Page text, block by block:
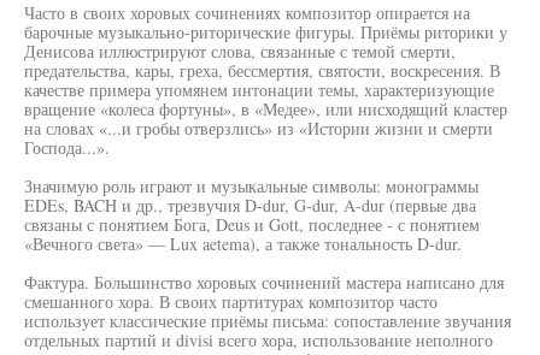
Часто в своих хоровых сочинениях композитор опирается на
барочные музыкально-риторические фигуры. Приёмы риторики у
Денисова иллюстрируют слова, связанные с темой смерти,
предательства, кары, греха, бессмертия, святости, воскресения. В
качестве примера упомянем интонации темы, характеризующие
вращение «колеса фортуны», в «Медее», или нисходящий кластер
на словах «...и гробы отверзлись» из «Истории жизни и смерти
Господа...».
Значимую роль играют и музыкальные символы: монограммы
EDEs, BACH и др., трезвучия D-dur, G-dur, A-dur (первые два
связаны с понятием Бога, Deus и Gott, последнее - с понятием
«Вечного света» — Lux aetema), а также тональность D-dur.
Фактура. Большинство хоровых сочинений мастера написано для
смешанного хора. В своих партитурах композитор часто
использует классические приёмы письма: сопоставление звучания
отдельных партий и divisi всего хора, использование неполного